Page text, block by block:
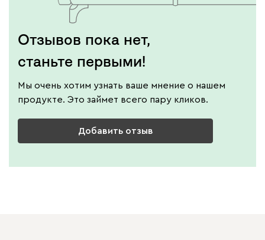
Отзывов пока нет,
станьте первыми!
Мы очень хотим узнать ваше мнение о нашем
продукте. Это займет всего пару кликов.
Добавить отзыв